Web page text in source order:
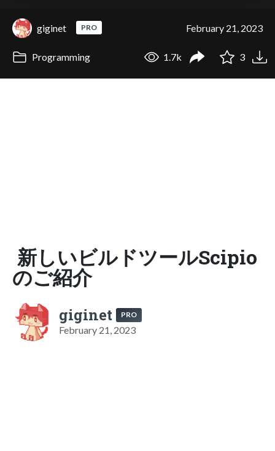
giginet PRO February 21, 2023
Programming 1.7k 3
新しいビルドツールScipio
のご紹介
giginet PRO
February 21, 2023